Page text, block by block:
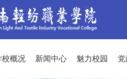
校概况 新闻中心 魅力校园